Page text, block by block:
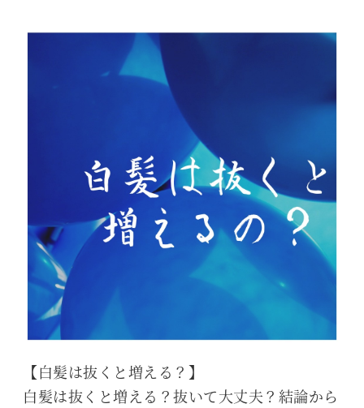
【白髪は抜くと増える？】
白髪は抜くと増える？抜いて大丈夫？結論から